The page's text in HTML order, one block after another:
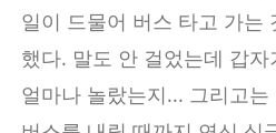
일이 드물어 버스 타고 가는
했다. 말도 안 걸었는데 갑
얼마나 놀랐는지... 그리고